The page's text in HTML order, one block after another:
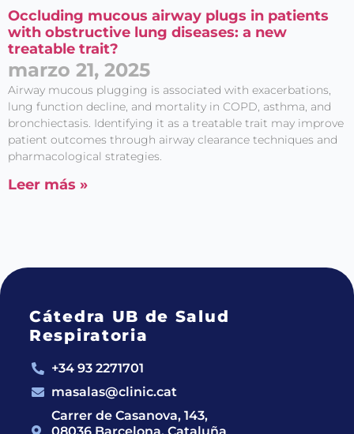
Occluding mucous airway plugs in patients
with obstructive lung diseases: a new
treatable trait?
marzo 21, 2025
Airway mucous plugging is associated with exacerbations,
lung function decline, and mortality in COPD, asthma, and
bronchiectasis. Identifying it as a treatable trait may improve
patient outcomes through airway clearance techniques and
pharmacological strategies.
Leer más »
Cátedra UB de Salud
Respiratoria
+34 93 2271701
masalas@clinic.cat
Carrer de Casanova, 143,
08036 Barcelona, Cataluña